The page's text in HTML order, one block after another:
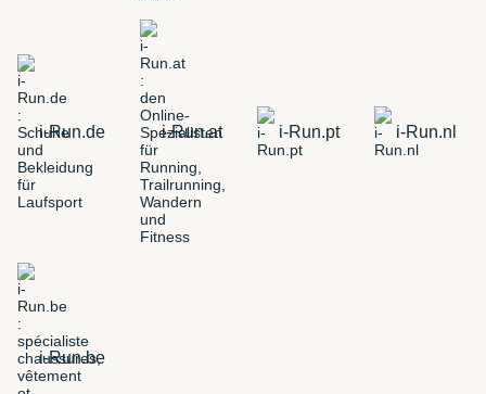
i-Run.de i-Run.at i-Run.pt i-Run.nl
i-Run.be